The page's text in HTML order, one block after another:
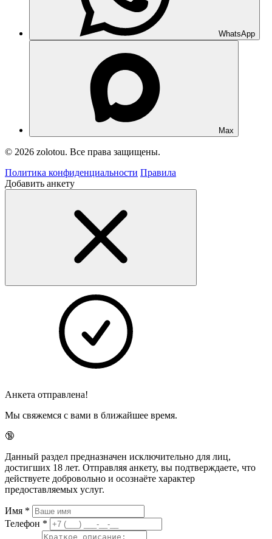
WhatsApp
Max
© 2026 zolotou. Все права защищены.
Политика конфиденциальности Правила
Добавить анкету
Анкета отправлена!
Мы свяжемся с вами в ближайшее время.
🔞
Данный раздел предназначен исключительно для лиц,
достигших 18 лет. Отправляя анкету, вы подтверждаете, что
действуете добровольно и осознаёте характер
предоставляемых услуг.
Имя *
Телефон *